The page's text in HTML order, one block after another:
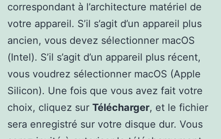
correspondant à l’architecture matériel de
votre appareil. S’il s’agit d’un appareil plus
ancien, vous devez sélectionner macOS
(Intel). S’il s’agit d’un appareil plus récent,
vous voudrez sélectionner macOS (Apple
Silicon). Une fois que vous avez fait votre
choix, cliquez sur Télécharger, et le fichier
sera enregistré sur votre disque dur. Vous